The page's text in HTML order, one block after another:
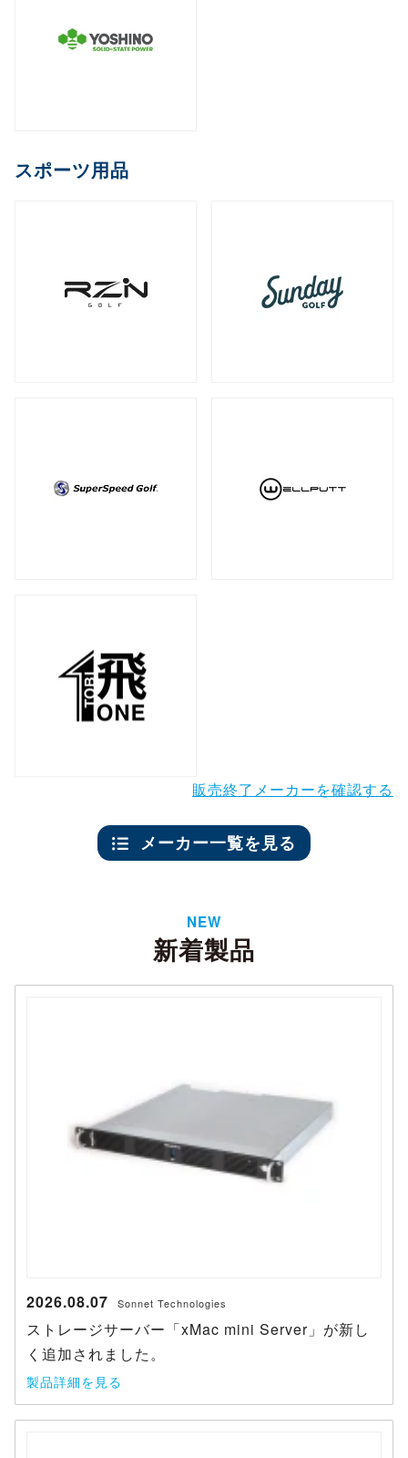
スポーツ用品
販売終了メーカーを確認する
メーカー一覧を見る
NEW
新着製品
2026.08.07 Sonnet Technologies
ストレージサーバー「xMac mini Server」が新し
く追加されました。
製品詳細を見る